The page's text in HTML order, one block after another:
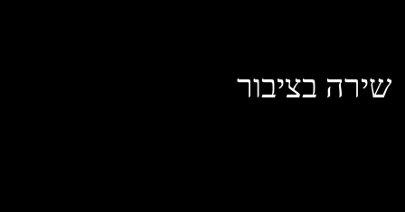
שירה בציבור